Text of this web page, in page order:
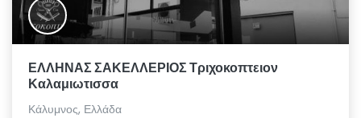
ΕΛΛΗΝΑΣ ΣΑΚΕΛΛΕΡΙΟΣ Τριχοκοπτειον
Καλαμιωτισσα
Κάλυμνος, Ελλάδα